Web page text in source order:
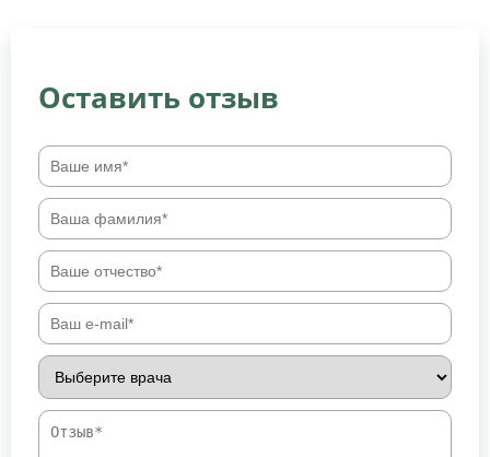
Оставить отзыв